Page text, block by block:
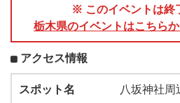
※ このイベントは終
栃木県のイベントはこちらか
アクセス情報
スポット名
八坂神社周